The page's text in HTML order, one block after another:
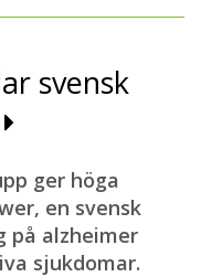
svensk
ger höga
en svensk
på alzheimer
sjukdomar.